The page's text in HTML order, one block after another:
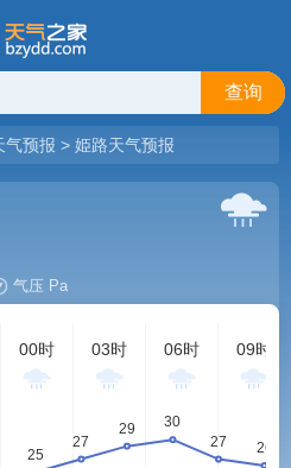
查询
气预报 > 姫路天气预报
气压 Pa
00时 03时 06时 09时